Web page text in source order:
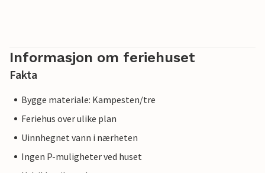
Informasjon om feriehuset
Fakta
Bygge materiale: Kampesten/tre
Feriehus over ulike plan
Uinnhegnet vann i nærheten
Ingen P-muligheter ved huset